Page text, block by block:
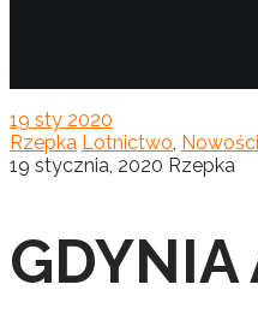
19 sty 2020
Rzepka Lotnictwo,
19 stycznia, 2020 Rzepka
GDYNIA